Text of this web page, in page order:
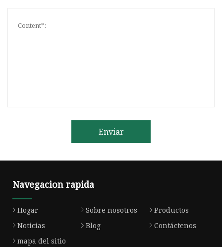
Enviar
Navegacion rapida
Hogar Sobre nosotros
Productos
Noticias
Blog
Contáctenos
mapa del sitio